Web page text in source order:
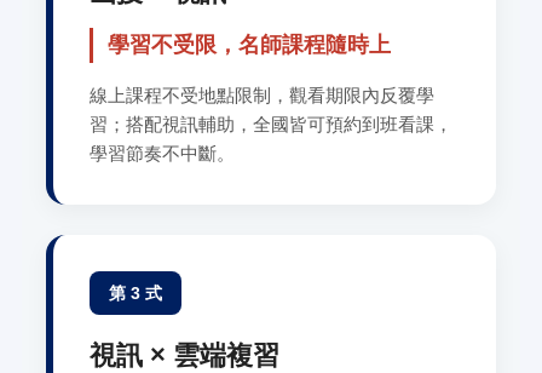
學習不受限，名師課程隨時上
線上課程不受地點限制，觀看期限內反覆學
習；搭配視訊輔助，全國皆可預約到班看課，
學習節奏不中斷。
第 3 式
視訊 × 雲端複習